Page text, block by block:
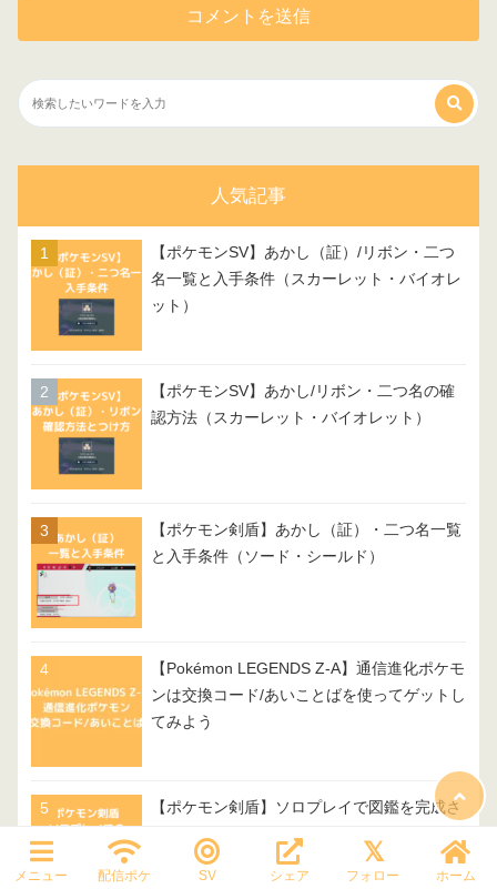
人気記事
【ポケモンSV】あかし（証）/リボン・二つ
名一覧と入手条件（スカーレット・バイオレ
ット）
【ポケモンSV】あかし/リボン・二つ名の確
認方法（スカーレット・バイオレット）
【ポケモン剣盾】あかし（証）・二つ名一覧
と入手条件（ソード・シールド）
【Pokémon LEGENDS Z-A】通信進化ポケモ
ンは交換コード/あいことばを使ってゲットし
てみよう
【ポケモン剣盾】ソロプレイで図鑑を完成さ
せるコツ
メニュー 配信ポケ SV シェア フォロー ホーム